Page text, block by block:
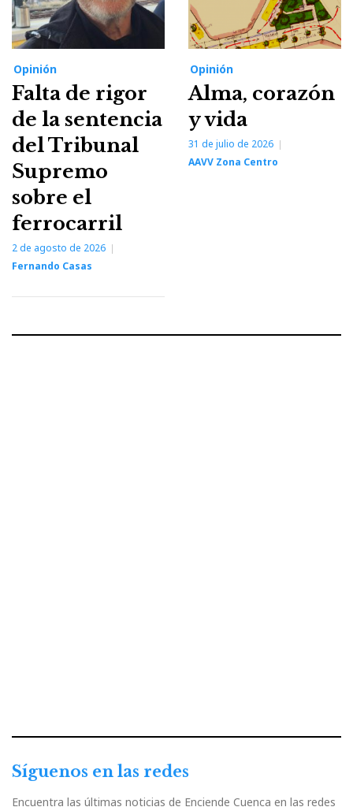
Opinión
Falta de rigor
de la sentencia
del Tribunal
Supremo
sobre el
ferrocarril
2 de agosto de 2026
Fernando Casas
Opinión
Alma, corazón
y vida
31 de julio de 2026
AAVV Zona Centro
Síguenos en las redes
Encuentra las últimas noticias de Enciende Cuenca en las redes